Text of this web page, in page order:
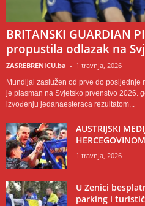
BRITANSKI GUARDIAN
propustila odlazak na
ZASREBRENICU.ba - 1 travnja, 2026
Mundijal zaslužen od prve do
je plasman na Svjetsko prvenstvo 2026.
izvođenju jedanaesteraca rezultatom...
AUSTRIJSKI
1 travnja, 2026
U Zenici
parking i